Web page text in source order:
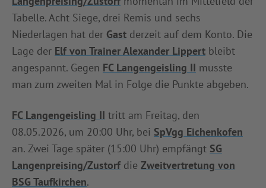
Tabelle. Acht Siege, drei Remis und sechs
Niederlagen hat der Gast derzeit auf dem Konto. Die
Lage der Elf von Trainer Alexander Lippert bleibt
angespannt. Gegen FC Langengeisling II musste
man zum zweiten Mal in Folge die Punkte abgeben.
FC Langengeisling II tritt am Freitag, den
08.05.2026, um 20:00 Uhr, bei SpVgg Eichenkofen
an. Zwei Tage später (15:00 Uhr) empfängt SG
Langenpreising/Zustorfdie Zweitvertretung von
BSG Taufkirchen.